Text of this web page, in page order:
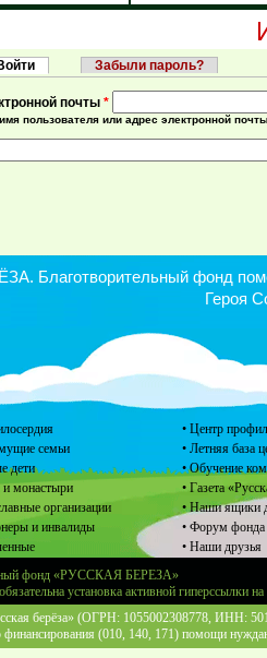
(активная вкладка)
Забыли пароль?
почты *
пользователя или адрес электронной
семьи
дети
монастыри
организации
и инвалиды
• Центр
• Летняя база
• Обучение
• Газета
• Наши ящики
• Форум фонда
• Наши друзья
Благотворительный фонд
Героя
фонд «РУССКАЯ БЕРЕЗА»
установка активной гиперссылки
берёза» (ОГРН: 1055002308778, ИНН:
финансирования (010, 140, 171) помощи